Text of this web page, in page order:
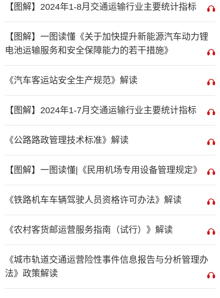
【图解】2024年1-8月交通运输行业主要统计指标
【图解】一图读懂《关于加快提升新能源汽车动力锂
电池运输服务和安全保障能力的若干措施》
《汽车客运站安全生产规范》解读
【图解】2024年1-7月交通运输行业主要统计指标
《公路路政管理技术标准》解读
【图解】一图读懂|《民用机场专用设备管理规定》
《铁路机车车辆驾驶人员资格许可办法》解读
《农村客货邮运营服务指南（试行）》解读
《城市轨道交通运营险性事件信息报告与分析管理办
法》政策解读